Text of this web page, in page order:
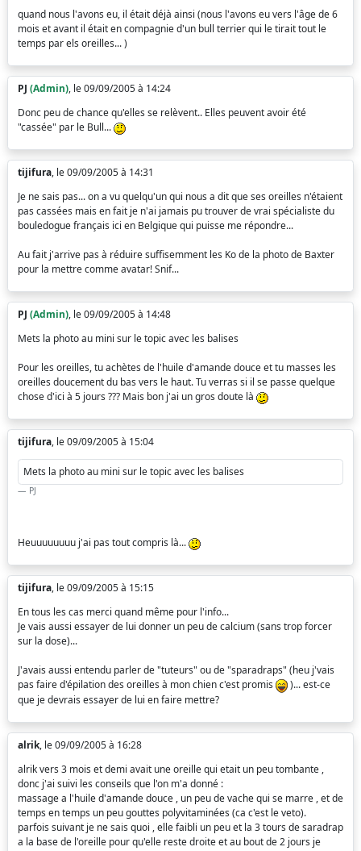
quand nous l'avons eu, il était déjà ainsi (nous l'avons eu vers l'âge de 6
mois et avant il était en compagnie d'un bull terrier qui le tirait tout le
temps par els oreilles... )
PJ (Admin), le 09/09/2005 à 14:24
Donc peu de chance qu'elles se relèvent.. Elles peuvent avoir été
"cassée" par le Bull...
tijifura, le 09/09/2005 à 14:31
Je ne sais pas... on a vu quelqu'un qui nous a dit que ses oreilles n'étaient
pas cassées mais en fait je n'ai jamais pu trouver de vrai spécialiste du
bouledogue français ici en Belgique qui puisse me répondre...
Au fait j'arrive pas à réduire suffisemment les Ko de la photo de Baxter
pour la mettre comme avatar! Snif...
PJ (Admin), le 09/09/2005 à 14:48
Mets la photo au mini sur le topic avec les balises
Pour les oreilles, tu achètes de l'huile d'amande douce et tu masses les
oreilles doucement du bas vers le haut. Tu verras si il se passe quelque
chose d'ici à 5 jours ??? Mais bon j'ai un gros doute là
tijifura, le 09/09/2005 à 15:04
Mets la photo au mini sur le topic avec les balises
PJ
Heuuuuuuuu j'ai pas tout compris là...
tijifura, le 09/09/2005 à 15:15
En tous les cas merci quand même pour l'info...
Je vais aussi essayer de lui donner un peu de calcium (sans trop forcer
sur la dose)...
J'avais aussi entendu parler de "tuteurs" ou de "sparadraps" (heu j'vais
pas faire d'épilation des oreilles à mon chien c'est promis
)... est-ce
que je devrais essayer de lui en faire mettre?
alrik, le 09/09/2005 à 16:28
alrik vers 3 mois et demi avait une oreille qui etait un peu tombante ,
donc j'ai suivi les conseils que l'on m'a donné :
massage a l'huile d'amande douce , un peu de vache qui se marre , et de
temps en temps un peu gouttes polyvitaminées (ca c'est le veto).
parfois suivant je ne sais quoi , elle faibli un peu et la 3 tours de saradrap
a la base de l'oreille pour qu'elle reste droite et au bout de 2 jours je